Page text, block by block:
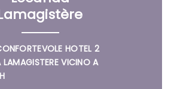
HOTEL 2
LAMAGISTERE VICINO A